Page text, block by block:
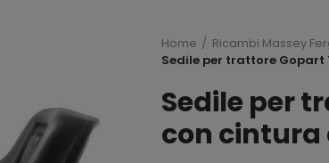
Home Ricambi Massey
Sedile per trattore Gopart
Sedile per
con cintura